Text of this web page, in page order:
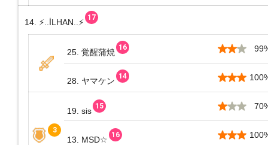
14. ⚡..İLHAN..⚡
25. 覚醒蒲焼
28. ヤマケン
19. sis
13. MSD☆